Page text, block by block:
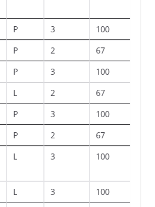
P 3
100
P 2
67
P 3
100
L 2
67
P 3
100
P 2
67
L 3 100
L 3
100